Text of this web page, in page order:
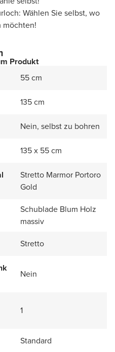
Wählen Sie selbst, wo
möchten!
Produkt
55 cm
135 cm
Nein, selbst zu bohren
135 x 55 cm
Stretto Marmor Portoro
Gold
Schublade Blum Holz
massiv
Stretto
Nein
1
Standard